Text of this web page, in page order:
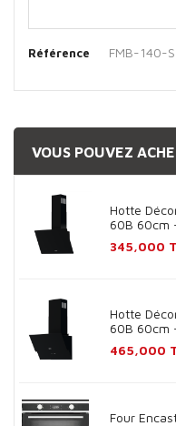
Référence FMB-140-S
VOUS POUVEZ
Hotte
60B 60cm
Prix
345,000
Hotte
60B 60cm
Prix
465,000
Four